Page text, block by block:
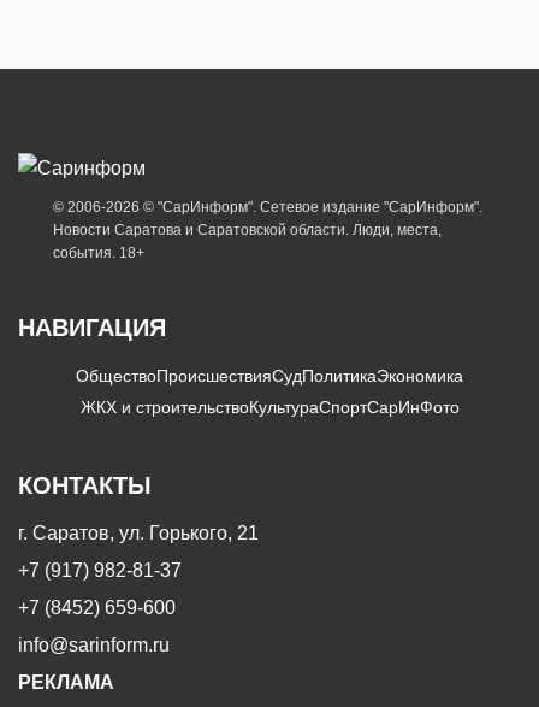
© 2006-2026 © "СарИнформ". Сетевое издание "СарИнформ".
Новости Саратова и Саратовской области. Люди, места,
события. 18+
НАВИГАЦИЯ
ОбществоПроисшествияСудПолитикаЭкономика
ЖКХ и строительствоКультураСпортСарИнФото
КОНТАКТЫ
г. Саратов, ул. Горького, 21
+7 (917) 982-81-37
+7 (8452) 659-600
info@sarinform.ru
РЕКЛАМА